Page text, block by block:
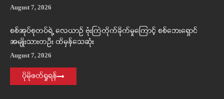
August 7, 2026
စစ်အုပ်စုတပ်ရဲ့ လေယာဉ် ဗုံးကြဲတိုက်ခိုက်မှုကြောင့် စစ်ဘေးရှောင်
အမျိုးသားတဦး ထိမှန်သေဆုံး
August 7, 2026
ပိုမိုဖတ်ရှုရန်